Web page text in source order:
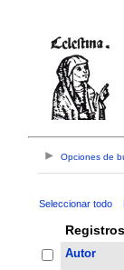
Opciones de
Seleccionar todo
Registros
Autor